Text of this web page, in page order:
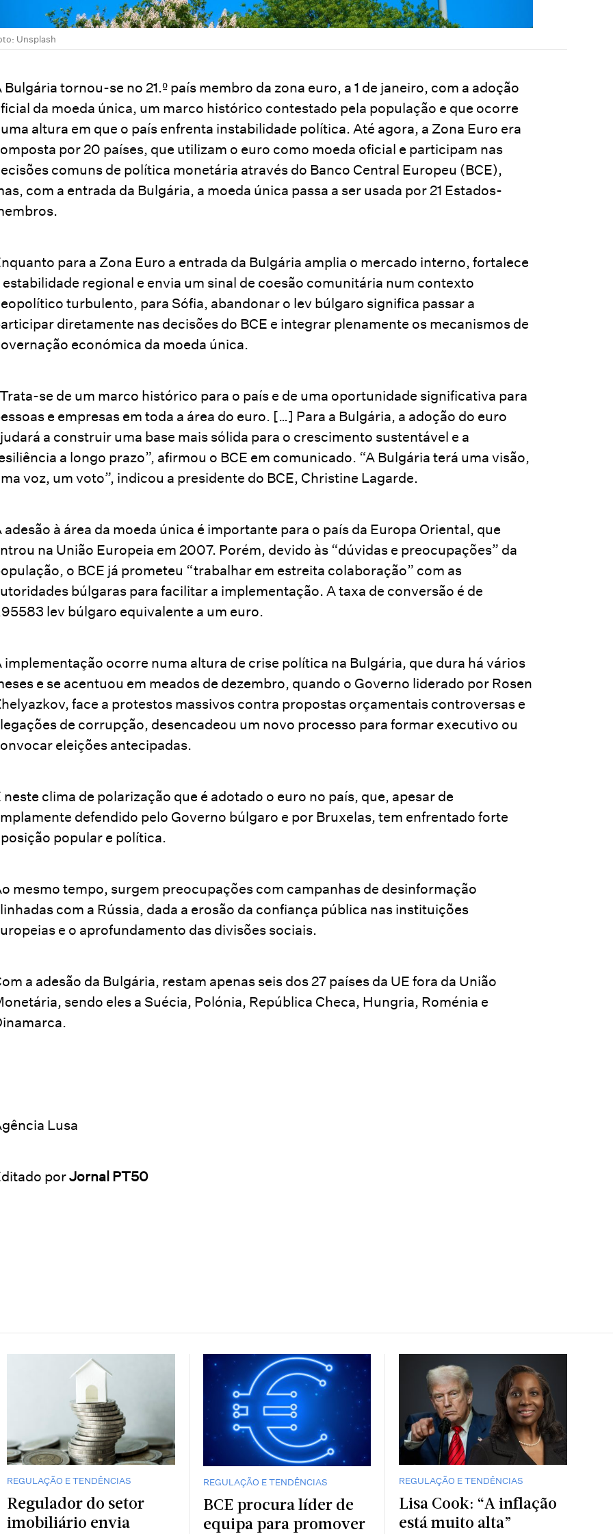
Unsplash
Bulgária tornou-se no 21.º país membro da zona euro, a 1 de janeiro, com a adoção
da moeda única, um marco histórico contestado pela população e que ocorre
altura em que o país enfrenta instabilidade política. Até agora, a Zona Euro era
por 20 países, que utilizam o euro como moeda oficial e participam nas
comuns de política monetária através do Banco Central Europeu (BCE),
com a entrada da Bulgária, a moeda única passa a ser usada por 21 Estados-
para a Zona Euro a entrada da Bulgária amplia o mercado interno, fortalece
estabilidade regional e envia um sinal de coesão comunitária num contexto
turbulento, para Sófia, abandonar o lev búlgaro significa passar a
diretamente nas decisões do BCE e integrar plenamente os mecanismos de
económica da moeda única.
se de um marco histórico para o país e de uma oportunidade significativa para
e empresas em toda a área do euro. […] Para a Bulgária, a adoção do euro
a construir uma base mais sólida para o crescimento sustentável e a
a longo prazo”, afirmou o BCE em comunicado. “A Bulgária terá uma visão,
voz, um voto”, indicou a presidente do BCE, Christine Lagarde.
adesão à área da moeda única é importante para o país da Europa Oriental, que
na União Europeia em 2007. Porém, devido às “dúvidas e preocupações” da
o BCE já prometeu “trabalhar em estreita colaboração” com as
búlgaras para facilitar a implementação. A taxa de conversão é de
lev búlgaro equivalente a um euro.
implementação ocorre numa altura de crise política na Bulgária, que dura há vários
e se acentuou em meados de dezembro, quando o Governo liderado por Rosen
face a protestos massivos contra propostas orçamentais controversas e
de corrupção, desencadeou um novo processo para formar executivo ou
eleições antecipadas.
neste clima de polarização que é adotado o euro no país, que, apesar de
defendido pelo Governo búlgaro e por Bruxelas, tem enfrentado forte
popular e política.
mesmo tempo, surgem preocupações com campanhas de desinformação
com a Rússia, dada a erosão da confiança pública nas instituições
e o aprofundamento das divisões sociais.
a adesão da Bulgária, restam apenas seis dos 27 países da UE fora da União
sendo eles a Suécia, Polónia, República Checa, Hungria, Roménia e
Lusa
porJornal PT50
REGULAÇÃO E TENDÊNCIAS
Regulador do setor
imobiliário envia
REGULAÇÃO E TENDÊNCIAS
BCE procura líder de
equipa para promover
REGULAÇÃO E TENDÊNCIAS
Lisa Cook: “A inflação
está muito alta”